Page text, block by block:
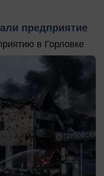
предприятие
в Горловке